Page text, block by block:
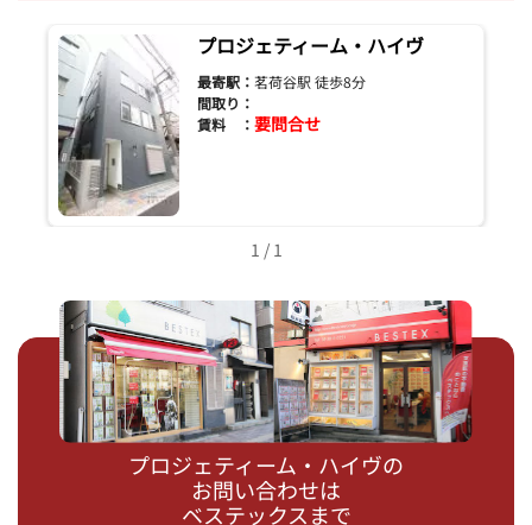
プロジェティーム・ハイヴ
最寄駅： 茗荷谷駅 徒歩8分
間取り：
賃料 ： 要問合せ
1 / 1
プロジェティーム・ハイヴの
お問い合わせは
ベステックスまで